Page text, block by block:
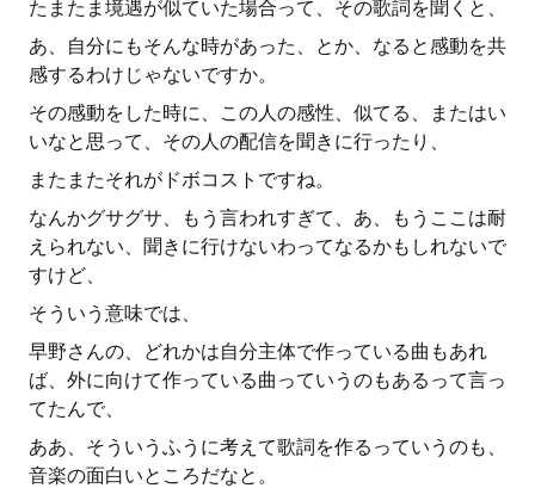
たまたま境遇が似ていた場合って、その歌詞を聞くと、
あ、自分にもそんな時があった、とか、なると感動を共
感するわけじゃないですか。
その感動をした時に、この人の感性、似てる、またはい
いなと思って、その人の配信を聞きに行ったり、
またまたそれがドボコストですね。
なんかグサグサ、もう言われすぎて、あ、もうここは耐
えられない、聞きに行けないわってなるかもしれないで
すけど、
そういう意味では、
早野さんの、どれかは自分主体で作っている曲もあれ
ば、外に向けて作っている曲っていうのもあるって言っ
てたんで、
ああ、そういうふうに考えて歌詞を作るっていうのも、
音楽の面白いところだなと。